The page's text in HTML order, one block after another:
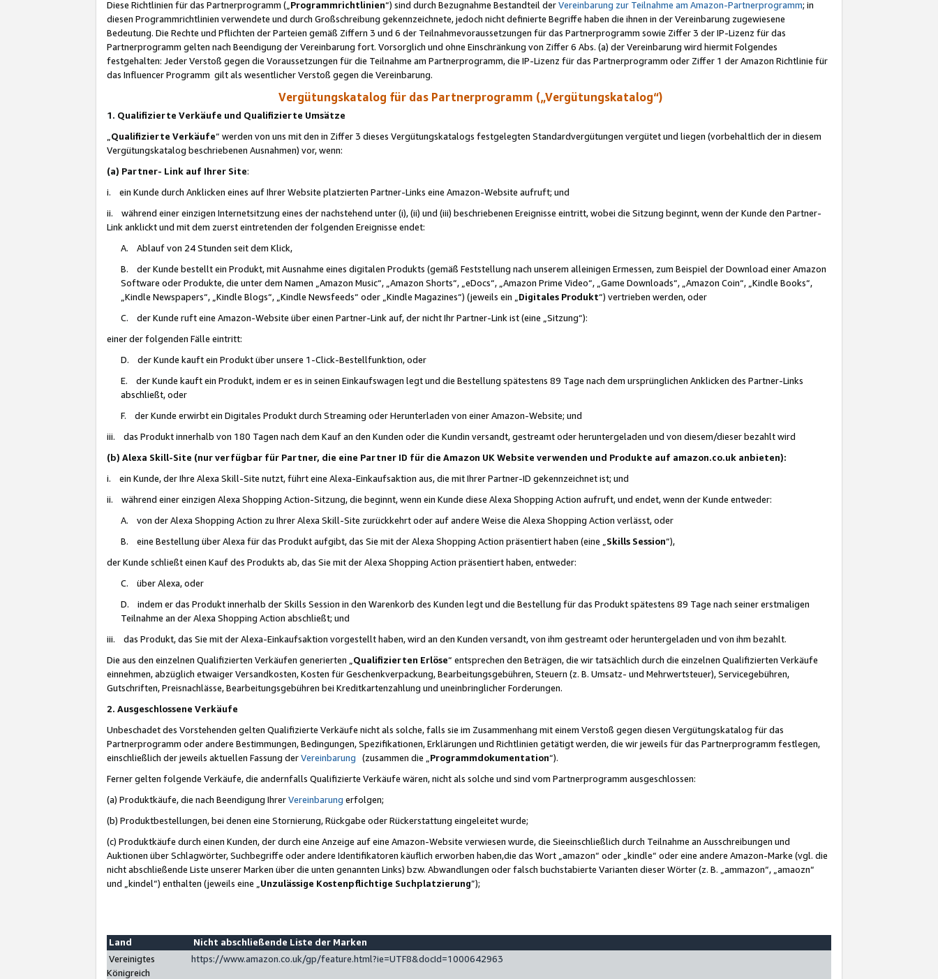
Diese Richtlinien für das Partnerprogramm („Programmrichtlinien“) sind durch Bezugnahme Bestandteil derVereinbarung zur Teilnahme am Amazon-Partnerprogramm; in
diesen Programmrichtlinien verwendete und durch Großschreibung gekennzeichnete, jedoch nicht definierte Begriffe haben die ihnen in der Vereinbarung zugewiesene
Bedeutung. Die Rechte und Pflichten der Parteien gemäß Ziffern 3 und 6 der Teilnahmevoraussetzungen für das Partnerprogramm sowie Ziffer 3 der IP-Lizenz für das
Partnerprogramm gelten nach Beendigung der Vereinbarung fort. Vorsorglich und ohne Einschränkung von Ziffer 6 Abs. (a) der Vereinbarung wird hiermit Folgendes
festgehalten: Jeder Verstoß gegen die Voraussetzungen für die Teilnahme am Partnerprogramm, die IP-Lizenz für das Partnerprogramm oder Ziffer 1 der Amazon Richtlinie für
das Influencer Programm gilt als wesentlicher Verstoß gegen die Vereinbarung.
Vergütungskatalog für das Partnerprogramm („Vergütungskatalog“)
1. Qualifizierte Verkäufe und Qualifizierte Umsätze
Qualifizierte Verkäufe“ werden von uns mit den in Ziffer 3 dieses Vergütungskatalogs festgelegten Standardvergütungen vergütet und liegen (vorbehaltlich der in diesem
Vergütungskatalog beschriebenen Ausnahmen) vor, wenn:
(a) Partner- Link auf Ihrer Site:
i. ein Kunde durch Anklicken eines auf Ihrer Website platzierten Partner-Links eine Amazon-Website aufruft; und
ii. während einer einzigen Internetsitzung eines der nachstehend unter (i), (ii) und (iii) beschriebenen Ereignisse eintritt, wobei die Sitzung beginnt, wenn der Kunde den Partner-
Link anklickt und mit dem zuerst eintretenden der folgenden Ereignisse endet:
A. Ablauf von 24 Stunden seit dem Klick,
B. der Kunde bestellt ein Produkt, mit Ausnahme eines digitalen Produkts (gemäß Feststellung nach unserem alleinigen Ermessen, zum Beispiel der Download einer Amazon
Software oder Produkte, die unter dem Namen „Amazon Music“, „Amazon Shorts“, „eDocs“, „Amazon Prime Video“, „Game Downloads“, „Amazon Coin“, „Kindle Books“,
„Kindle Newspapers“, „Kindle Blogs“, „Kindle Newsfeeds“ oder „Kindle Magazines“) (jeweils ein „ Digitales Produkt“) vertrieben werden, oder
C. der Kunde ruft eine Amazon-Website über einen Partner-Link auf, der nicht Ihr Partner-Link ist (eine „Sitzung“):
einer der folgenden Fälle eintritt:
D. der Kunde kauft ein Produkt über unsere 1-Click-Bestellfunktion, oder
E. der Kunde kauft ein Produkt, indem er es in seinen Einkaufswagen legt und die Bestellung spätestens 89 Tage nach dem ursprünglichen Anklicken des Partner-Links
abschließt, oder
F. der Kunde erwirbt ein Digitales Produkt durch Streaming oder Herunterladen von einer Amazon-Website; und
iii. das Produkt innerhalb von 180 Tagen nach dem Kauf an den Kunden oder die Kundin versandt, gestreamt oder heruntergeladen und von diesem/dieser bezahlt wird
(b) Alexa Skill-Site (nur verfügbar für Partner, die eine Partner ID für die Amazon UK Website verwenden und Produkte auf amazon.co.uk anbieten):
i. ein Kunde, der Ihre Alexa Skill-Site nutzt, führt eine Alexa-Einkaufsaktion aus, die mit Ihrer Partner-ID gekennzeichnet ist; und
ii. während einer einzigen Alexa Shopping Action-Sitzung, die beginnt, wenn ein Kunde diese Alexa Shopping Action aufruft, und endet, wenn der Kunde entweder:
A. von der Alexa Shopping Action zu Ihrer Alexa Skill-Site zurückkehrt oder auf andere Weise die Alexa Shopping Action verlässt, oder
B. eine Bestellung über Alexa für das Produkt aufgibt, das Sie mit der Alexa Shopping Action präsentiert haben (eine „ Skills Session“),
der Kunde schließt einen Kauf des Produkts ab, das Sie mit der Alexa Shopping Action präsentiert haben, entweder:
C. über Alexa, oder
D. indem er das Produkt innerhalb der Skills Session in den Warenkorb des Kunden legt und die Bestellung für das Produkt spätestens 89 Tage nach seiner erstmaligen
Teilnahme an der Alexa Shopping Action abschließt; und
iii. das Produkt, das Sie mit der Alexa-Einkaufsaktion vorgestellt haben, wird an den Kunden versandt, von ihm gestreamt oder heruntergeladen und von ihm bezahlt.
Die aus den einzelnen Qualifizierten Verkäufen generierten „ Qualifizierten Erlöse“ entsprechen den Beträgen, die wir tatsächlich durch die einzelnen Qualifizierten Verkäufe
einnehmen, abzüglich etwaiger Versandkosten, Kosten für Geschenkverpackung, Bearbeitungsgebühren, Steuern (z. B. Umsatz- und Mehrwertsteuer), Servicegebühren,
Gutschriften, Preisnachlässe, Bearbeitungsgebühren bei Kreditkartenzahlung und uneinbringlicher Forderungen.
2. Ausgeschlossene Verkäufe
Unbeschadet des Vorstehenden gelten Qualifizierte Verkäufe nicht als solche, falls sie im Zusammenhang mit einem Verstoß gegen diesen Vergütungskatalog für das
Partnerprogramm oder andere Bestimmungen, Bedingungen, Spezifikationen, Erklärungen und Richtlinien getätigt werden, die wir jeweils für das Partnerprogramm festlegen,
einschließlich der jeweils aktuellen Fassung derVereinbarung (zusammen die „ Programmdokumentation“).
Ferner gelten folgende Verkäufe, die andernfalls Qualifizierte Verkäufe wären, nicht als solche und sind vom Partnerprogramm ausgeschlossen:
(a) Produktkäufe, die nach Beendigung IhrerVereinbarung erfolgen;
(b) Produktbestellungen, bei denen eine Stornierung, Rückgabe oder Rückerstattung eingeleitet wurde;
(c) Produktkäufe durch einen Kunden, der durch eine Anzeige auf eine Amazon-Website verwiesen wurde, die Sieeinschließlich durch Teilnahme an Ausschreibungen und
Auktionen über Schlagwörter, Suchbegriffe oder andere Identifikatoren käuflich erworben haben,die das Wort „amazon“ oder „kindle“ oder eine andere Amazon-Marke (vgl. die
nicht abschließende Liste unserer Marken über die unten genannten Links) bzw. Abwandlungen oder falsch buchstabierte Varianten dieser Wörter (z. B. „ammazon“, „amaozn“
und „kindel“) enthalten (jeweils eine „ Unzulässige Kostenpflichtige Suchplatzierung”);
Land
Nicht abschließende Liste der Marken
Vereinigtes
Königreich
https://www.amazon.co.uk/gp/feature.html?ie=UTF8&docId=1000642963